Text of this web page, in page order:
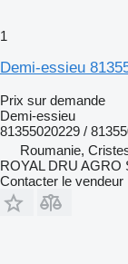
1
Demi-essieu
Prix sur demande
Demi-essieu
81355020229 /
Roumanie,
ROYAL DRU AGRO
Contacter le vendeur